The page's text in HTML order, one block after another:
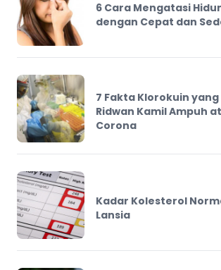
6 Cara Mengatasi
dengan Cepat dan
7 Fakta Klorokuin
Ridwan Kamil Ampuh
Corona
Kadar Kolesterol
Lansia